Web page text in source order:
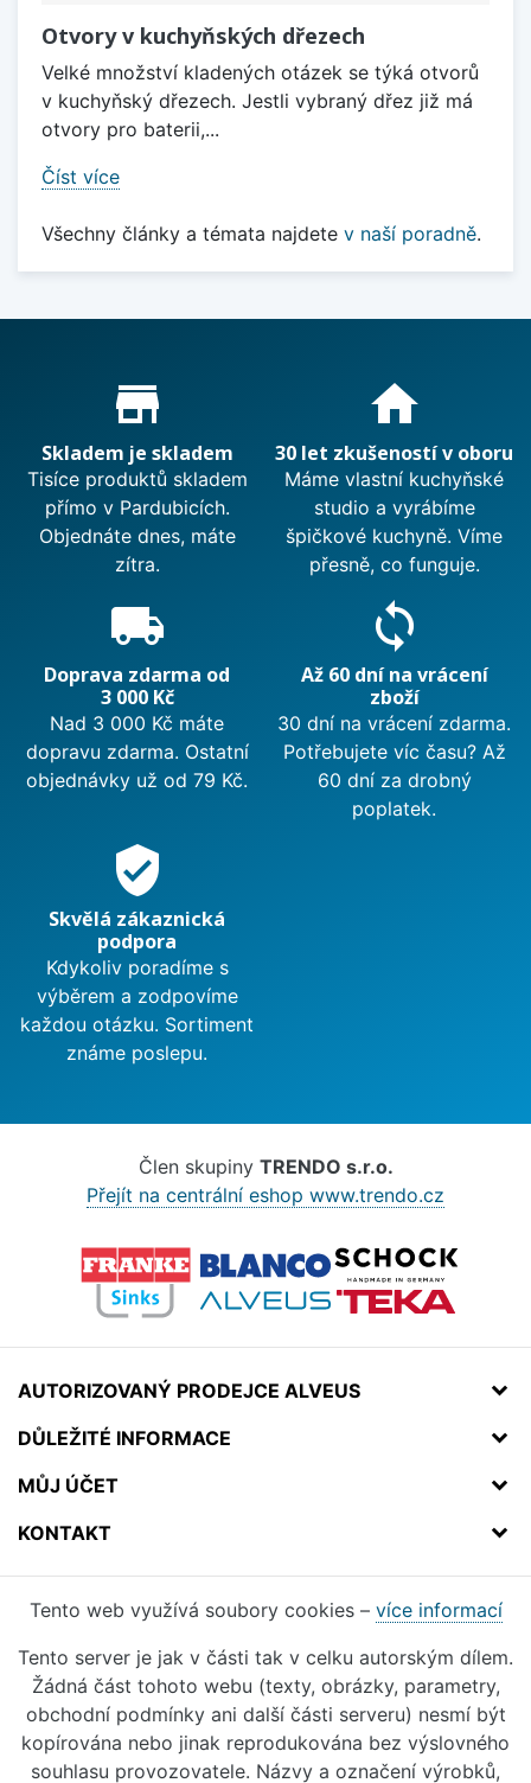
Otvory v kuchyňských dřezech
Velké množství kladených otázek se týká otvorů
v kuchyňský dřezech. Jestli vybraný dřez již má
otvory pro baterii,...
Číst více
Všechny články a témata najdete v naší poradně.
Proč nakupovat u nás?
store_mall_directory
Skladem je skladem
Tisíce produktů skladem
přímo v Pardubicích.
Objednáte dnes, máte
zítra.
home
30 let zkušeností v oboru
Máme vlastní kuchyňské
studio a vyrábíme
špičkové kuchyně. Víme
přesně, co funguje.
local_shipping
Doprava zdarma od
3 000 Kč
Nad 3 000 Kč máte
dopravu zdarma. Ostatní
objednávky už od 79 Kč.
sync
Až 60 dní na vrácení
zboží
30 dní na vrácení zdarma.
Potřebujete víc času? Až
60 dní za drobný
poplatek.
verified_user
Skvělá zákaznická
podpora
Kdykoliv poradíme s
výběrem a zodpovíme
každou otázku. Sortiment
známe poslepu.
Člen skupiny TRENDO s.r.o.
Přejít na centrální eshop www.trendo.cz
AUTORIZOVANÝ PRODEJCE ALVEUS
DŮLEŽITÉ INFORMACE
MŮJ ÚČET
KONTAKT
Tento web využívá soubory cookies – více informací
Tento server je jak v části tak v celku autorským dílem.
Žádná část tohoto webu (texty, obrázky, parametry,
obchodní podmínky ani další části serveru) nesmí být
kopírována nebo jinak reprodukována bez výslovného
souhlasu provozovatele. Názvy a označení výrobků,